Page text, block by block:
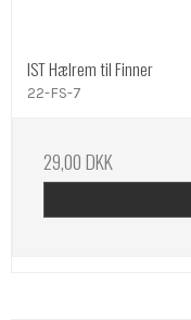
IST Hælrem til Finner
22-FS-7
29,00 DKK